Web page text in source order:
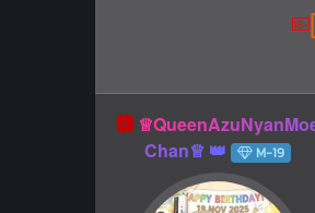
🅰️
Chan♕
M-19